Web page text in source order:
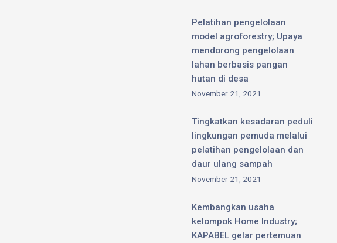
Pelatihan pengelolaan
model agroforestry; Upaya
mendorong pengelolaan
lahan berbasis pangan
hutan di desa
November 21, 2021
Tingkatkan kesadaran peduli
lingkungan pemuda melalui
pelatihan pengelolaan dan
daur ulang sampah
November 21, 2021
Kembangkan usaha
kelompok Home Industry;
KAPABEL gelar pertemuan